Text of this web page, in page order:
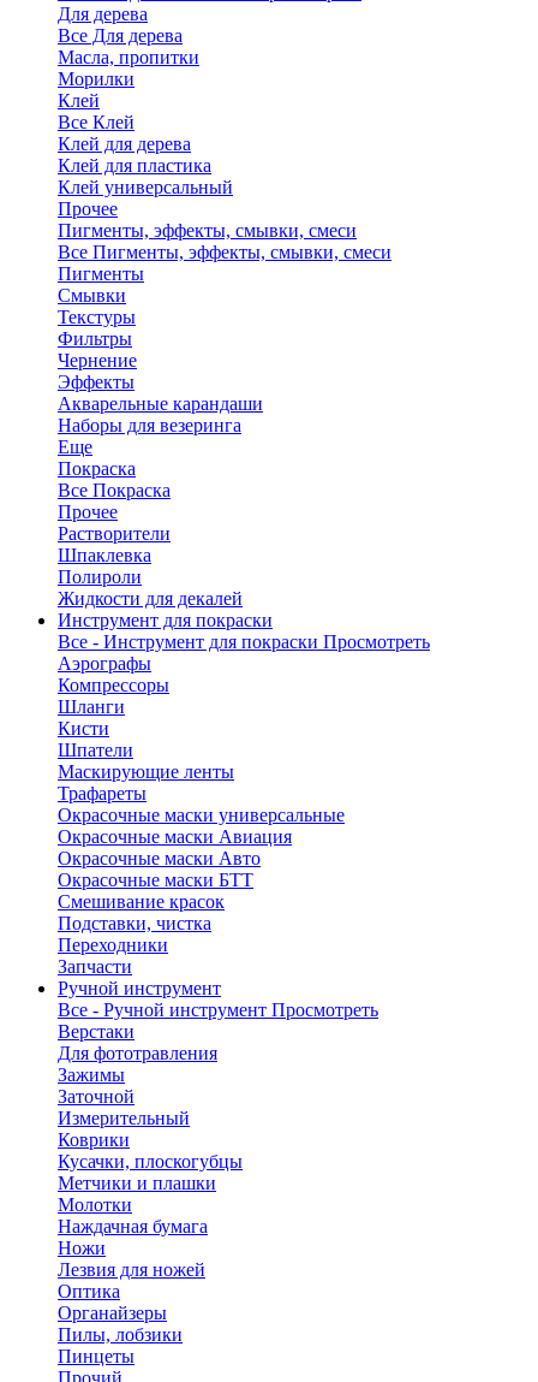
Для дерева
Все Для дерева
Масла, пропитки
Морилки
Клей
Все Клей
Клей для дерева
Клей для пластика
Клей универсальный
Прочее
Пигменты, эффекты, смывки, смеси
Все Пигменты, эффекты, смывки, смеси
Пигменты
Смывки
Текстуры
Фильтры
Чернение
Эффекты
Акварельные карандаши
Наборы для везеринга
Еще
Покраска
Все Покраска
Прочее
Растворители
Шпаклевка
Полироли
Жидкости для декалей
Инструмент для покраски
Все - Инструмент для покраски Просмотреть
Аэрографы
Компрессоры
Шланги
Кисти
Шпатели
Маскирующие ленты
Трафареты
Окрасочные маски универсальные
Окрасочные маски Авиация
Окрасочные маски Авто
Окрасочные маски БТТ
Смешивание красок
Подставки, чистка
Переходники
Запчасти
Ручной инструмент
Все - Ручной инструмент Просмотреть
Верстаки
Для фототравления
Зажимы
Заточной
Измерительный
Коврики
Кусачки, плоскогубцы
Метчики и плашки
Молотки
Наждачная бумага
Ножи
Лезвия для ножей
Оптика
Органайзеры
Пилы, лобзики
Пинцеты
Прочий